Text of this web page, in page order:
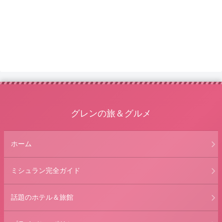
グレンの旅＆グルメ
ホーム
ミシュラン完全ガイド
話題のホテル＆旅館